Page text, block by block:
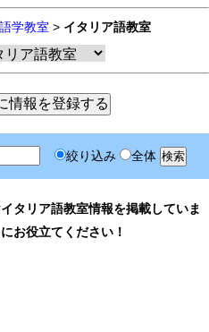
語学教室 > イタリア語教室
絞り込み 全体
タリア語教室情報を掲載していま
お役立てください！